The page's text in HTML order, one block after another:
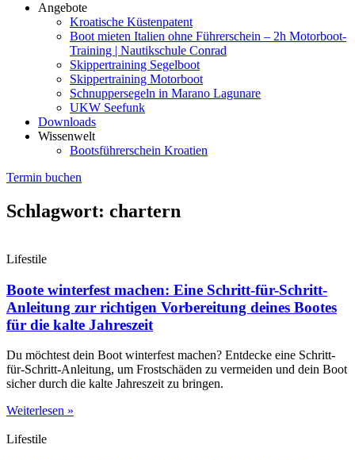
Angebote
Kroatische Küstenpatent
Boot mieten Italien ohne Führerschein – 2h Motorboot-
Training | Nautikschule Conrad
Skippertraining Segelboot
Skippertraining Motorboot
Schnuppersegeln in Marano Lagunare
UKW Seefunk
Downloads
Wissenwelt
Bootsführerschein Kroatien
Termin buchen
Schlagwort: chartern
Lifestile
Boote winterfest machen: Eine Schritt-für-Schritt-
Anleitung zur richtigen Vorbereitung deines Bootes
für die kalte Jahreszeit
Du möchtest dein Boot winterfest machen? Entdecke eine Schritt-
für-Schritt-Anleitung, um Frostschäden zu vermeiden und dein Boot
sicher durch die kalte Jahreszeit zu bringen.
Weiterlesen »
Lifestile